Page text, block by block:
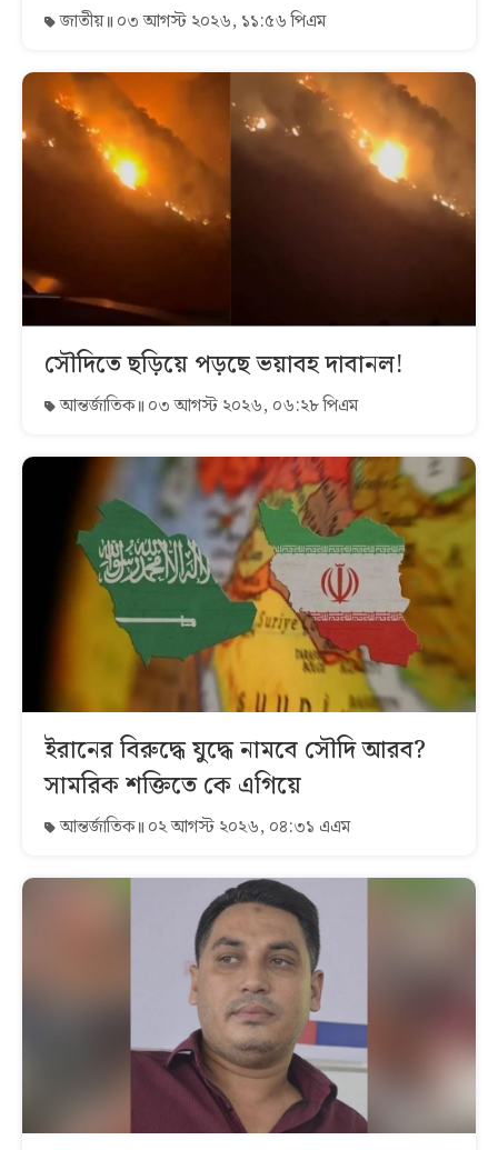
জাতীয় ০৩ আগস্ট ২০২৬, ১১:৫৬ পিএম
সৌদিতে ছড়িয়ে পড়ছে ভয়াবহ দাবানল!
আন্তর্জাতিক ০৩ আগস্ট ২০২৬, ০৬:২৮ পিএম
ইরানের বিরুদ্ধে যুদ্ধে নামবে সৌদি আরব?
সামরিক শক্তিতে কে এগিয়ে
আন্তর্জাতিক ০২ আগস্ট ২০২৬, ০৪:৩১ এএম